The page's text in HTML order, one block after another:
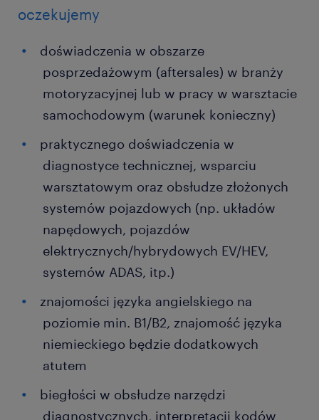
oczekujemy
doświadczenia w obszarze
posprzedażowym (aftersales) w branży
motoryzacyjnej lub w pracy w warsztacie
samochodowym (warunek konieczny)
praktycznego doświadczenia w
diagnostyce technicznej, wsparciu
warsztatowym oraz obsłudze złożonych
systemów pojazdowych (np. układów
napędowych, pojazdów
elektrycznych/hybrydowych EV/HEV,
systemów ADAS, itp.)
znajomości języka angielskiego na
poziomie min. B1/B2, znajomość języka
niemieckiego będzie dodatkowych
atutem
biegłości w obsłudze narzędzi
diagnostycznych, interpretacji kodów